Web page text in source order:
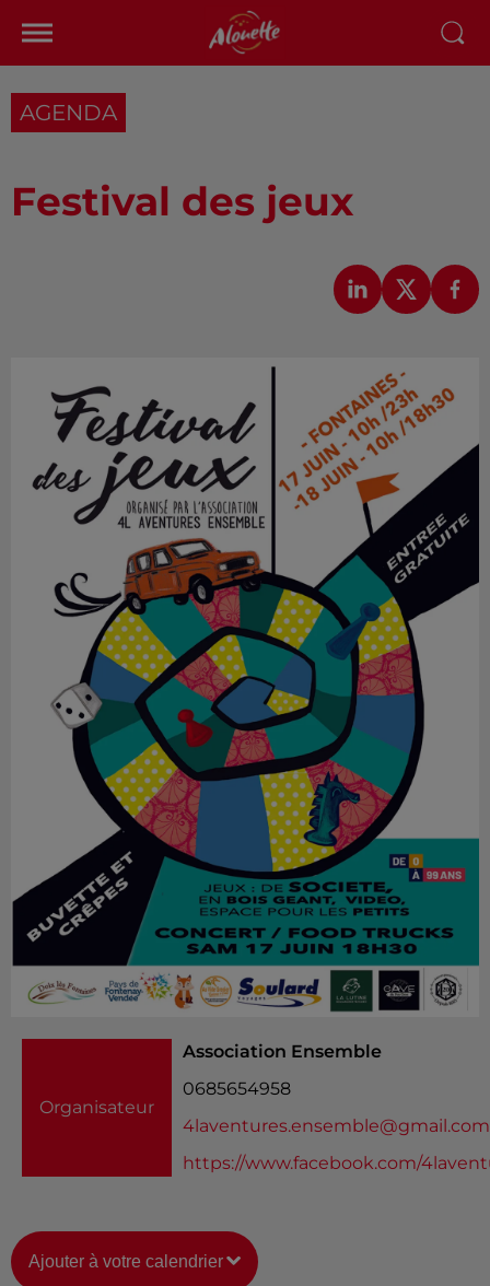
AGENDA
Festival des jeux
Organisateur
Association Ensemble
0685654958
4laventures.ensemble@gmail.com
https://www.facebook.com/
Ajouter à votre calendrier